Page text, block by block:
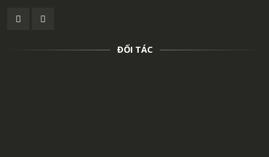
ĐỐI TÁC